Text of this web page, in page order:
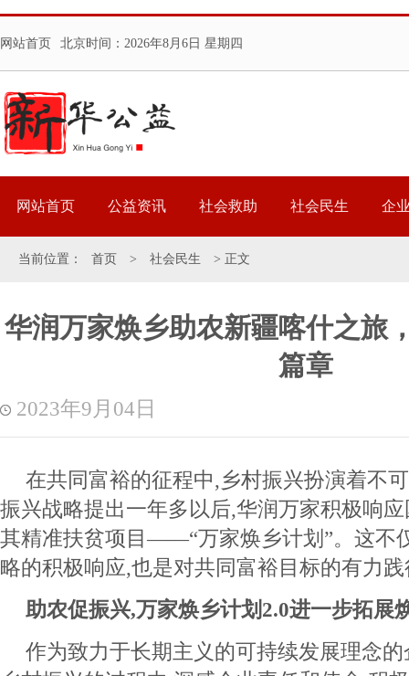
网站首页 北京时间： 2026年8月6日 星期四
网站首页 公益资讯 社会救助 社会民生 企
当前位置： 首页 > 社会民生 > 正文
华润万家焕乡助农新疆喀什之旅
篇章
2023年9月04日
在共同富裕的征程中,乡村振兴扮演着不
振兴战略提出一年多以后,华润万家积极响
其精准扶贫项目——“万家焕乡计划”。这不
略的积极响应,也是对共同富裕目标的有力
助农促振兴,万家焕乡计划 2.0进一步拓展
作为致力于长期主义的可持续发展理念